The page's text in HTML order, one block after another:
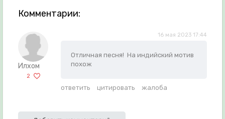
Комментарии:
Илхом
2
16 мая 2023 17:44
Отличная песня! На индийский мотив
похож
ответить цитировать жалоба